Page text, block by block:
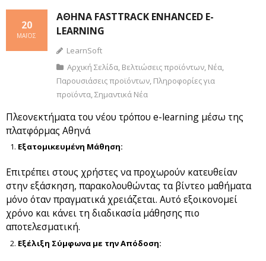
ΑΘΗΝΆ FASTTRACK ENHANCED E-
LEARNING
20
ΜΆΙΟΣ
LearnSoft
Αρχική Σελίδα, Βελτιώσεις προϊόντων, Νέα,
Παρουσιάσεις προϊόντων, Πληροφορίες για
προϊόντα,Σημαντικά Νέα
Πλεονεκτήματα του νέου τρόπου e-learning μέσω της
πλατφόρμας Αθηνά
Εξατομικευμένη Μάθηση:
Επιτρέπει στους χρήστες να προχωρούν κατευθείαν
στην εξάσκηση, παρακολουθώντας τα βίντεο μαθήματα
μόνο όταν πραγματικά χρειάζεται. Αυτό εξοικονομεί
χρόνο και κάνει τη διαδικασία μάθησης πιο
αποτελεσματική.
Εξέλιξη Σύμφωνα με την Απόδοση: